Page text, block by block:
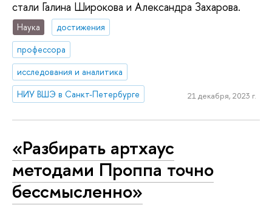
стали Галина Широкова и Александра Захарова.
Наука
достижения
профессора
исследования и аналитика
НИУ ВШЭ в Санкт-Петербурге
21 декабря, 2023 г.
«Разбирать артхаус
методами Проппа точно
бессмысленно»